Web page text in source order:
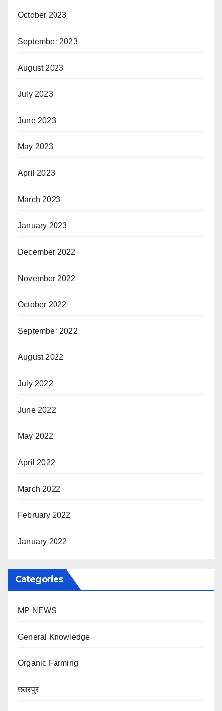
October 2023
September 2023
August 2023
July 2023
June 2023
May 2023
April 2023
March 2023
January 2023
December 2022
November 2022
October 2022
September 2022
August 2022
July 2022
June 2022
May 2022
April 2022
March 2022
February 2022
January 2022
Categories
MP NEWS
General Knowledge
Organic Farming
छतरपुर